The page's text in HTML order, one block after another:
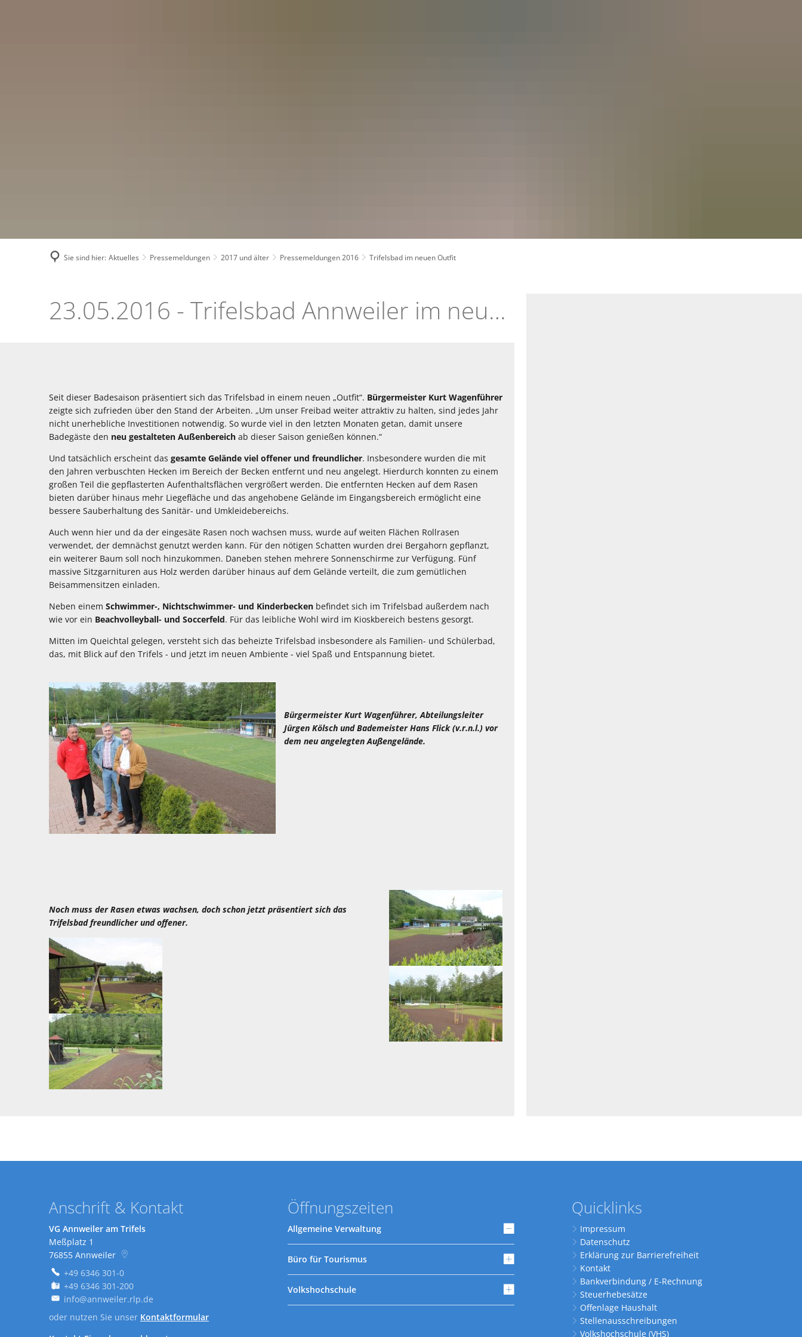
Sie sind hier: Aktuelles Pressemeldungen 2017 und älter Pressemeldungen 2016 Trifelsbad im neuen Outfit
Trifelsbad
Outfit
23.05.2016 - Trifelsbad Annweiler im neuen "Outfit"
Seit dieser Badesaison präsentiert sich das Trifelsbad in einem neuen „Outfit“. Bürgermeister Kurt Wagenführer
zeigte sich zufrieden über den Stand der Arbeiten. „Um unser Freibad weiter attraktiv zu halten, sind jedes Jahr
nicht unerhebliche Investitionen notwendig. So wurde viel in den letzten Monaten getan, damit unsere
Badegäste den neu gestalteten Außenbereich ab dieser Saison genießen können.“
Und tatsächlich erscheint das gesamte Gelände viel offener und freundlicher. Insbesondere wurden die mit
den Jahren verbuschten Hecken im Bereich der Becken entfernt und neu angelegt. Hierdurch konnten zu einem
großen Teil die gepflasterten Aufenthaltsflächen vergrößert werden. Die entfernten Hecken auf dem Rasen
bieten darüber hinaus mehr Liegefläche und das angehobene Gelände im Eingangsbereich ermöglicht eine
bessere Sauberhaltung des Sanitär- und Umkleidebereichs.
Auch wenn hier und da der eingesäte Rasen noch wachsen muss, wurde auf weiten Flächen Rollrasen
verwendet, der demnächst genutzt werden kann. Für den nötigen Schatten wurden drei Bergahorn gepflanzt,
ein weiterer Baum soll noch hinzukommen. Daneben stehen mehrere Sonnenschirme zur Verfügung. Fünf
massive Sitzgarnituren aus Holz werden darüber hinaus auf dem Gelände verteilt, die zum gemütlichen
Beisammensitzen einladen.
Neben einem Schwimmer-, Nichtschwimmer- und Kinderbecken befindet sich im Trifelsbad außerdem nach
wie vor ein Beachvolleyball- und Soccerfeld. Für das leibliche Wohl wird im Kioskbereich bestens gesorgt.
Mitten im Queichtal gelegen, versteht sich das beheizte Trifelsbad insbesondere als Familien- und Schülerbad,
das, mit Blick auf den Trifels - und jetzt im neuen Ambiente - viel Spaß und Entspannung bietet.
Bürgermeister Kurt Wagenführer, Abteilungsleiter
Jürgen Kölsch und Bademeister Hans Flick (v.r.n.l.) vor
dem neu angelegten Außengelände.
Noch muss der Rasen etwas wachsen, doch schon jetzt präsentiert sich das
Trifelsbad freundlicher und offener.
Anschrift & Kontakt
VG Annweiler am Trifels
Meßplatz 1
76855 Annweiler
+49 6346 301-0
+49 6346 301-200
info@annweiler.rlp.de
oder nutzen Sie unser Kontaktformular
Öffnungszeiten
Allgemeine Verwaltung
Büro für Tourismus
Volkshochschule
Quicklinks
Impressum
Datenschutz
Erklärung zur Barrierefreiheit
Kontakt
Bankverbindung / E-Rechnung
Steuerhebesätze
Offenlage Haushalt
Stellenausschreibungen
Volkshochschule (VHS)